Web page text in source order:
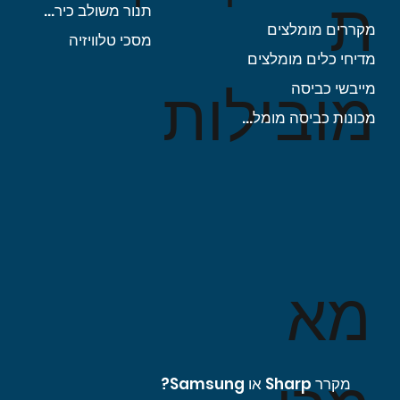
מא
מקרר Sharp או Samsung?
ת
מובילות
תנור משולב כיריים
מסכי טלוויזיה
מקררים מומלצים
מדיחי כלים מומלצים
מייבשי כביסה
מכונות כביסה מומלצות